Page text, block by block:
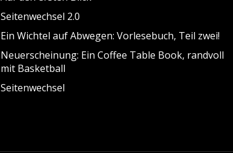
Seitenwechsel 2.0
Ein Wichtel auf Abwegen: Vorlesebuch, Teil zwei!
Neuerscheinung: Ein Coffee Table Book, randvoll
mit Basketball
Seitenwechsel